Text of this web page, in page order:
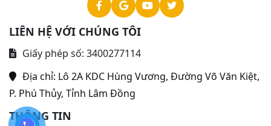
LIÊN HỆ VỚI CHÚNG TÔI
Giấy phép số: 3400277114
Địa chỉ: Lô 2A KDC Hùng Vương, Đường Võ Văn Kiệt,
P. Phú Thủy, Tỉnh Lâm Đồng
THÔNG TIN